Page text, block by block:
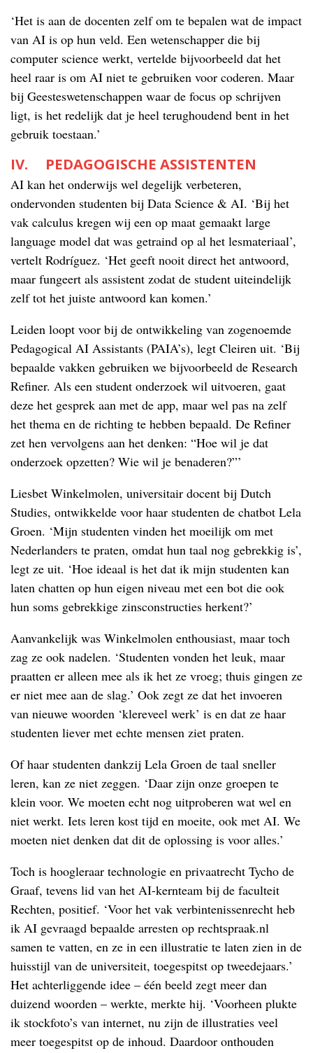
‘Het is aan de docenten zelf om te bepalen wat de impact
van AI is op hun veld. Een wetenschapper die bij
computer science werkt, vertelde bijvoorbeeld dat het
heel raar is om AI niet te gebruiken voor coderen. Maar
bij Geesteswetenschappen waar de focus op schrijven
ligt, is het redelijk dat je heel terughoudend bent in het
gebruik toestaan.’
IV. PEDAGOGISCHE ASSISTENTEN
AI kan het onderwijs wel degelijk verbeteren,
ondervonden studenten bij Data Science & AI. ‘Bij het
vak calculus kregen wij een op maat gemaakt large
language model dat was getraind op al het lesmateriaal’,
vertelt Rodríguez. ‘Het geeft nooit direct het antwoord,
maar fungeert als assistent zodat de student uiteindelijk
zelf tot het juiste antwoord kan komen.’
Leiden loopt voor bij de ontwikkeling van zogenoemde
Pedagogical AI Assistants (PAIA’s), legt Cleiren uit. ‘Bij
bepaalde vakken gebruiken we bijvoorbeeld de Research
Refiner. Als een student onderzoek wil uitvoeren, gaat
deze het gesprek aan met de app, maar wel pas na zelf
het thema en de richting te hebben bepaald. De Refiner
zet hen vervolgens aan het denken: “Hoe wil je dat
onderzoek opzetten? Wie wil je benaderen?”’
Liesbet Winkelmolen, universitair docent bij Dutch
Studies, ontwikkelde voor haar studenten de chatbot Lela
Groen. ‘Mijn studenten vinden het moeilijk om met
Nederlanders te praten, omdat hun taal nog gebrekkig is’,
legt ze uit. ‘Hoe ideaal is het dat ik mijn studenten kan
laten chatten op hun eigen niveau met een bot die ook
hun soms gebrekkige zinsconstructies herkent?’
Aanvankelijk was Winkelmolen enthousiast, maar toch
zag ze ook nadelen. ‘Studenten vonden het leuk, maar
praatten er alleen mee als ik het ze vroeg; thuis gingen ze
er niet mee aan de slag.’ Ook zegt ze dat het invoeren
van nieuwe woorden ‘klereveel werk’ is en dat ze haar
studenten liever met echte mensen ziet praten.
Of haar studenten dankzij Lela Groen de taal sneller
leren, kan ze niet zeggen. ‘Daar zijn onze groepen te
klein voor. We moeten echt nog uitproberen wat wel en
niet werkt. Iets leren kost tijd en moeite, ook met AI. We
moeten niet denken dat dit de oplossing is voor alles.’
Toch is hoogleraar technologie en privaatrecht Tycho de
Graaf, tevens lid van het AI-kernteam bij de faculteit
Rechten, positief. ‘Voor het vak verbintenissenrecht heb
ik AI gevraagd bepaalde arresten op rechtspraak.nl
samen te vatten, en ze in een illustratie te laten zien in de
huisstijl van de universiteit, toegespitst op tweedejaars.’
Het achterliggende idee – één beeld zegt meer dan
duizend woorden – werkte, merkte hij. ‘Voorheen plukte
ik stockfoto’s van internet, nu zijn de illustraties veel
meer toegespitst op de inhoud. Daardoor onthouden